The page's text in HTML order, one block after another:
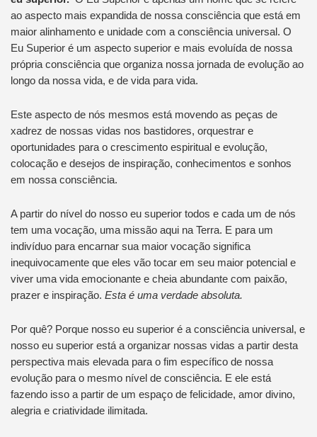
ao aspecto mais expandida de nossa consciência que está em
maior alinhamento e unidade com a consciência universal. O
Eu Superior é um aspecto superior e mais evoluída de nossa
própria consciência que organiza nossa jornada de evolução ao
longo da nossa vida, e de vida para vida.
Este aspecto de nós mesmos está movendo as peças de
xadrez de nossas vidas nos bastidores, orquestrar e
oportunidades para o crescimento espiritual e evolução,
colocação e desejos de inspiração, conhecimentos e sonhos
em nossa consciência.
A partir do nível do nosso eu superior todos e cada um de nós
tem uma vocação, uma missão aqui na Terra. E para um
indivíduo para encarnar sua maior vocação significa
inequivocamente que eles vão tocar em seu maior potencial e
viver uma vida emocionante e cheia abundante com paixão,
prazer e inspiração. Esta é uma verdade absoluta.
Por quê? Porque nosso eu superior é a consciência universal, e
nosso eu superior está a organizar nossas vidas a partir desta
perspectiva mais elevada para o fim específico de nossa
evolução para o mesmo nível de consciência. E ele está
fazendo isso a partir de um espaço de felicidade, amor divino,
alegria e criatividade ilimitada.